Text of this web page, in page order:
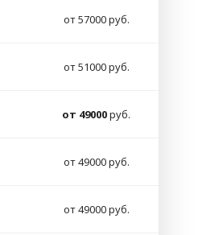
от 57000 руб.
от 51000 руб.
от 49000руб.
от 49000 руб.
от 49000 руб.